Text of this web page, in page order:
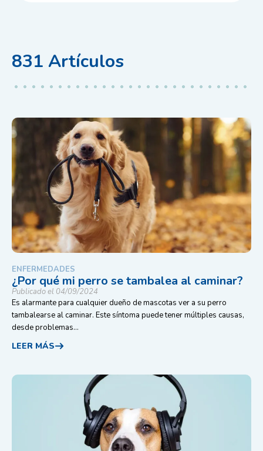
831 Artículos
ENFERMEDADES
¿Por qué mi perro se tambalea al caminar?
Publicado el 04/09/2024
Es alarmante para cualquier dueño de mascotas ver a su perro
tambalearse al caminar. Este síntoma puede tener múltiples causas,
desde problemas...
LEER MÁS